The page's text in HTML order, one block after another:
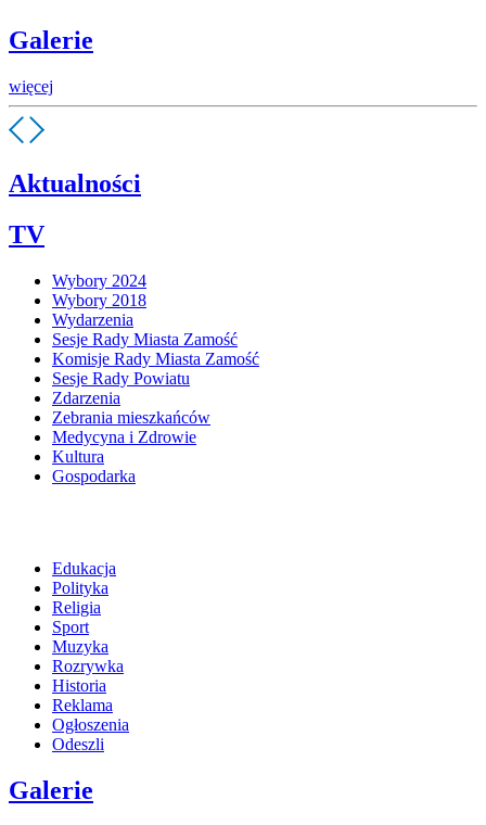
Galerie
więcej
Aktualności
TV
Wybory 2024
Wybory 2018
Wydarzenia
Sesje Rady Miasta Zamość
Komisje Rady Miasta Zamość
Sesje Rady Powiatu
Zdarzenia
Zebrania mieszkańców
Medycyna i Zdrowie
Kultura
Gospodarka
Edukacja
Polityka
Religia
Sport
Muzyka
Rozrywka
Historia
Reklama
Ogłoszenia
Odeszli
Galerie